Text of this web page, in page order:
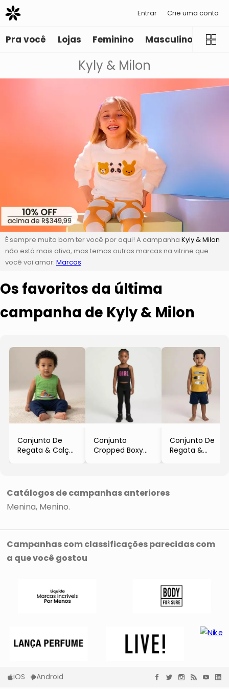
Entrar Crie uma conta
Pra você Lojas Feminino Masculino
Kyly & Milon
É sempre muito bom ter você por aqui! A campanha Kyly & Milon
não está mais ativa, mas temos outras marcas na vitrine que
você vai amar: Marcas
Os favoritos da última
campanha de Kyly & Milon
Conjunto De
Regata & Calça
Conjunto
Cropped Boxy
Conjunto De
Regata &
Catálogos de campanhas anteriores
Menina Menino
Campanhas com classificações parecidas com
a que você gostou
iOS Android